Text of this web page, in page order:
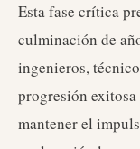
Esta fase crítica
culminación de
ingenieros,
progresión exitosa
mantener el